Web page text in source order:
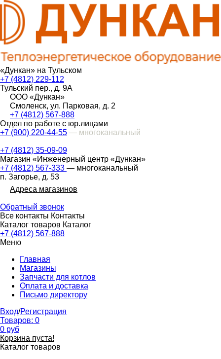
«Дункан» на Тульском
+7 (4812) 229-112
Тульский пер., д. 9А
ООО «Дункан»
Смоленск, ул. Парковая, д. 2
+7 (4812) 567-888
Отдел по работе с юр.лицами
+7 (900) 220-44-55 — многоканальный
+7 (4812) 35-09-09
Магазин «Инженерный центр «Дункан»
+7 (4812) 567-333 — многоканальный
п. Загорье, д. 53
Адреса магазинов
Обратный звонок
Все контакты Контакты
Каталог товаров Каталог
+7 (4812) 567-888
Меню
Главная
Магазины
Запчасти для котлов
Оплата и доставка
Письмо директору
Вход/Регистрация
Товаров: 0
0 руб
Корзина пуста!
Каталог товаров